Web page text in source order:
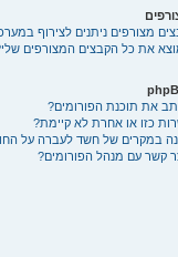
מצורפים ניתנים לצירוף
את כל הקבצים המצורפים
את תוכנת הפורומים?
כזו או אחרת לא קיימת?
במקרים של חשד לעברה על
קשר עם מנהל הפורומים?